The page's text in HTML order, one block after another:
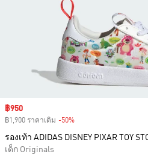
Sale price
฿950
฿1,900 ราคาเดิม -50%
รองเท้า ADIDAS DISNEY PIXAR TOY
เด็ก Originals